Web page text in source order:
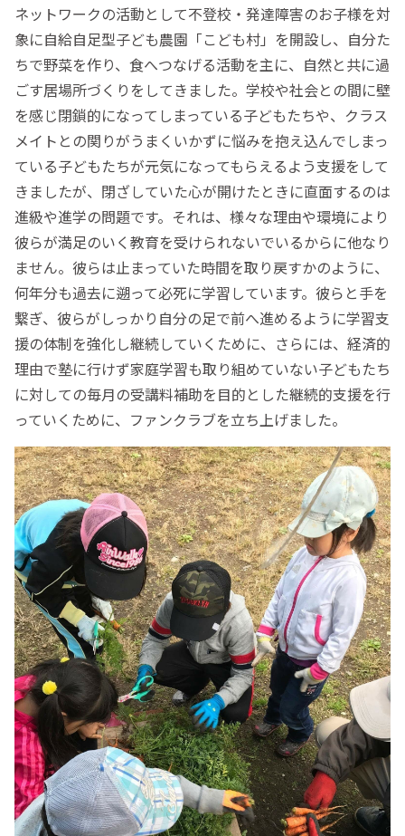
ネットワークの活動として不登校・発達障害のお子様を対
象に自給自足型子ども農園「こども村」を開設し、自分た
ちで野菜を作り、食へつなげる活動を主に、自然と共に過
ごす居場所づくりをしてきました。学校や社会との間に壁
を感じ閉鎖的になってしまっている子どもたちや、クラス
メイトとの関りがうまくいかずに悩みを抱え込んでしまっ
ている子どもたちが元気になってもらえるよう支援をして
きましたが、閉ざしていた心が開けたときに直面するのは
進級や進学の問題です。それは、様々な理由や環境により
彼らが満足のいく教育を受けられないでいるからに他なり
ません。彼らは止まっていた時間を取り戻すかのように、
何年分も過去に遡って必死に学習しています。彼らと手を
繋ぎ、彼らがしっかり自分の足で前へ進めるように学習支
援の体制を強化し継続していくために、さらには、経済的
理由で塾に行けず家庭学習も取り組めていない子どもたち
に対しての毎月の受講料補助を目的とした継続的支援を行
っていくために、ファンクラブを立ち上げました。